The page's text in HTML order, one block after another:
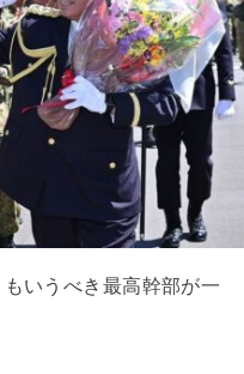
いうべき最高幹部が一